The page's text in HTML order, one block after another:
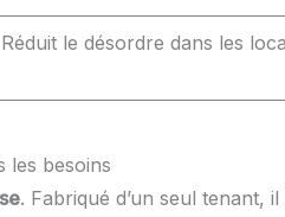
Réduit le désordre dans les
les besoins
. Fabriqué d’un seul tenant,